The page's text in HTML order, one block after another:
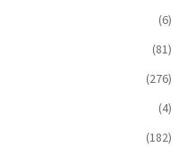
(6)
(81)
(276)
(4)
(182)